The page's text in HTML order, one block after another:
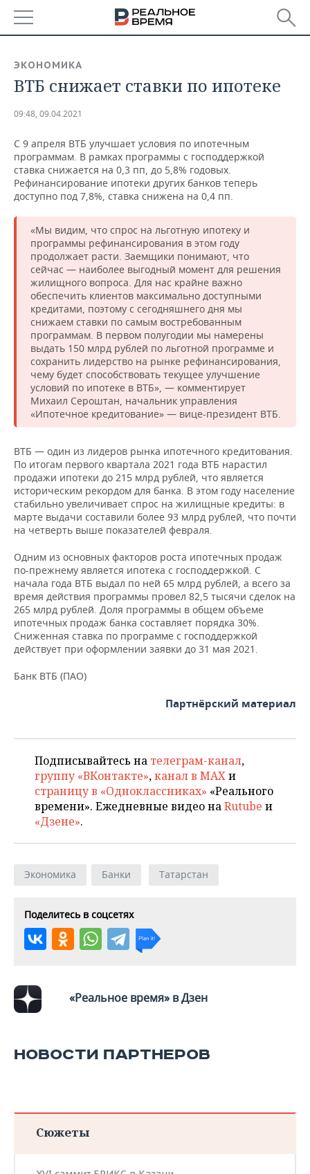
БАШКОРТОСТАН
ТАТАРСТАН
УДМУРТИЯ
НОВОСТИ
АНАЛИТИКА
НОВОСТИ АНАЛИТИКИ
ДЕКЛАРАЦИИ О ДОХОДАХ
ВУЗЫ ТАТАРСТАНА
КОМУ ПРИНАДЛЕЖАТ
ТОРГОВЫЕ ЦЕНТРЫ
ТАТАРСТАНА
ЭКОНОМИКА
НОВОСТИ ЭКОНОМИКИ
БАНКИ
БЮДЖЕТ
ИНВЕСТИЦИИ
ПРОМЫШЛЕННОСТЬ
ПРОМЫШЛЕННОСТИ
АГРОПРОМ
МАШИНОСТРОЕНИЕ
НЕФТЕХИМИЯ
НЕФТЬ
ОПК
ЭНЕРГЕТИКА
НОВОСТИ НЕДВИЖИМОСТИ
АВТО
НОВОСТИ АВТО
БИЗНЕС
НОВОСТИ БИЗНЕСА
РОЗНИЧНАЯ ТОРГОВЛЯ
ТРАНСПОРТ
УСЛУГИ
ТЕХНОЛОГИИ
НОВОСТИ ТЕХНОЛОГИЙ
МЕДИА
ТЕЛЕКОММУНИКАЦИИ
МЕРОПРИЯТИЯ
НОВОСТИ МЕРОПРИЯТИЙ
ВЫЕЗДНАЯ РЕДАКЦИЯ
БИЗНЕС-БРАНЧИ
ONLINE-КОНФЕРЕНЦИИ
ОТКРЫТАЯ ЛЕКЦИЯ
СПОРТ
НОВОСТИ СПОРТА
ФУТБОЛ
ХОККЕЙ
БАСКЕТБОЛ
ВОЛЕЙБОЛ
КИБЕРСПОРТ
ФИГУРНОЕ КАТАНИЕ
ВОДНЫЕ ВИДЫ СПОРТА
ХОККЕЙ С МЯЧОМ
ОБЩЕСТВО
НОВОСТИ ОБЩЕСТВА
ВЛАСТЬ
ИНФРАСТРУКТУРА
ИСТОРИЯ
КУЛЬТУРА
МЕДИЦИНА
ОБРАЗОВАНИЕ
ПРОИСШЕСТВИЯ
ФОТОГАЛЕРЕЯ
СЮЖЕТЫ
СПРАВОЧНИК
СПИСОК ПЕРСОН
СПИСОК КОМПАНИЙ
ПОЛНАЯ ВЕРСИЯ
ЭКОНОМИКА
ВТБ снижает ставки по ипотеке
09:48, 09.04.2021
С 9 апреля ВТБ улучшает условия по ипотечным
программам. В рамках программы с господдержкой
ставка снижается на 0,3 пп, до 5,8% годовых.
Рефинансирование ипотеки других банков теперь
доступно под 7,8%, ставка снижена на 0,4 пп.
«Мы видим, что спрос на льготную ипотеку и
программы рефинансирования в этом году
продолжает расти. Заемщики понимают, что
сейчас — наиболее выгодный момент для решения
жилищного вопроса. Для нас крайне важно
обеспечить клиентов максимально доступными
кредитами, поэтому с сегодняшнего дня мы
снижаем ставки по самым востребованным
программам. В первом полугодии мы намерены
выдать 150 млрд рублей по льготной программе и
сохранить лидерство на рынке рефинансирования,
чему будет способствовать текущее улучшение
условий по ипотеке в ВТБ», — комментирует
Михаил Сероштан, начальник управления
«Ипотечное кредитование» — вице-президент ВТБ.
ВТБ — один из лидеров рынка ипотечного кредитования.
По итогам первого квартала 2021 года ВТБ нарастил
продажи ипотеки до 215 млрд рублей, что является
историческим рекордом для банка. В этом году население
стабильно увеличивает спрос на жилищные кредиты: в
марте выдачи составили более 93 млрд рублей, что почти
на четверть выше показателей февраля.
Одним из основных факторов роста ипотечных продаж
по-прежнему является ипотека с господдержкой. С
начала года ВТБ выдал по ней 65 млрд рублей, а всего за
время действия программы провел 82,5 тысячи сделок на
265 млрд рублей. Доля программы в общем объеме
ипотечных продаж банка составляет порядка 30%.
Сниженная ставка по программе с господдержкой
действует при оформлении заявки до 31 мая 2021.
Банк ВТБ (ПАО)
Партнёрский материал
Подписывайтесь на телеграм-канал,
группу «ВКонтакте»,канал в MAXи
страницу в «Одноклассниках» «Реального
времени». Ежедневные видео наRutube и
«Дзене».
Экономика Банки Татарстан
Поделитесь в соцсетях
«Реальное время» в Дзен
НОВОСТИ ПАРТНЕРОВ
Сюжеты